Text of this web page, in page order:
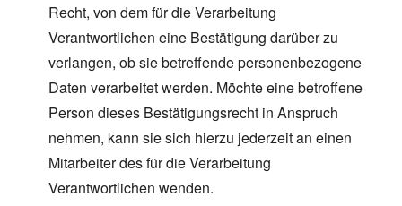
Recht, von dem für die Verarbeitung
Verantwortlichen eine Bestätigung darüber zu
verlangen, ob sie betreffende personenbezogene
Daten verarbeitet werden. Möchte eine betroffene
Person dieses Bestätigungsrecht in Anspruch
nehmen, kann sie sich hierzu jederzeit an einen
Mitarbeiter des für die Verarbeitung
Verantwortlichen wenden.